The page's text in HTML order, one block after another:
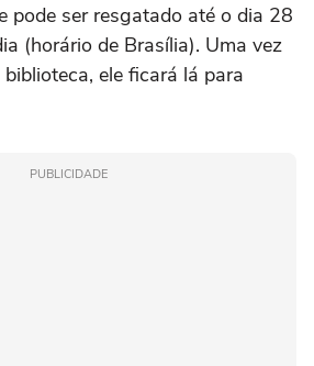
pode ser resgatado até o dia 28
(horário de Brasília). Uma vez
ele ficará lá para
PUBLICIDADE